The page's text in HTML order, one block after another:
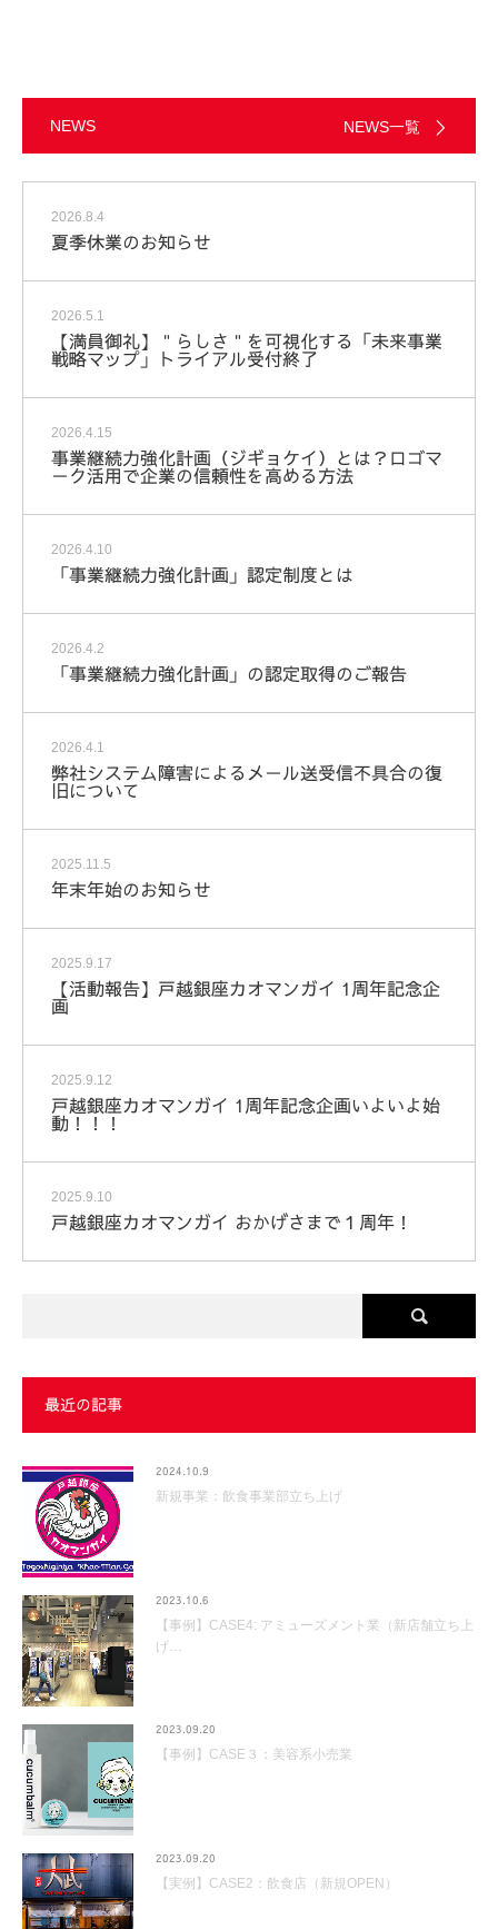
NEWS NEWS一覧
2026.8.4
夏季休業のお知らせ
2026.5.1
【満員御礼】＂らしさ＂を可視化する「未来事業
戦略マップ」トライアル受付終了
2026.4.15
事業継続力強化計画（ジギョケイ）とは？ロゴマ
ーク活用で企業の信頼性を高める方法
2026.4.10
「事業継続力強化計画」認定制度とは
2026.4.2
「事業継続力強化計画」の認定取得のご報告
2026.4.1
弊社システム障害によるメール送受信不具合の復
旧について
2025.11.5
年末年始のお知らせ
2025.9.17
【活動報告】戸越銀座カオマンガイ 1周年記念企
画
2025.9.12
戸越銀座カオマンガイ 1周年記念企画いよいよ始
動！！！
2025.9.10
戸越銀座カオマンガイ おかげさまで１周年！
最近の記事
2024.10.9
新規事業：飲食事業部立ち上げ
2023.10.6
【事例】CASE4: アミューズメント業（新店舗立ち上
げ…
2023.09.20
【事例】CASE３：美容系小売業
2023.09.20
【実例】CASE2：飲食店（新規OPEN）